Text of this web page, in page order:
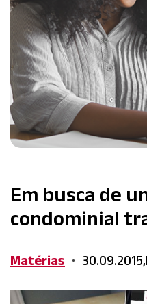
Em busca de
condominial
Matérias • 30.09.2015,